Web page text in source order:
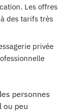
Les offres
des tarifs très
privée
personnes
ou peu